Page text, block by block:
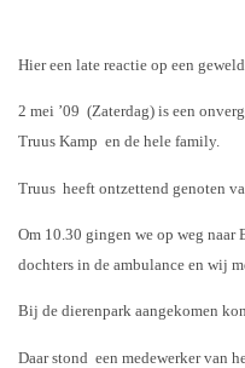
Hier een late reactie op een
2 mei ’09 (Zaterdag) is een
Truus Kamp en de hele family.
Truus heeft ontzettend genoten
Om 10.30 gingen we op weg naar
dochters in de ambulance en wij
Bij de dierenpark aangekomen
Daar stond een medewerker van